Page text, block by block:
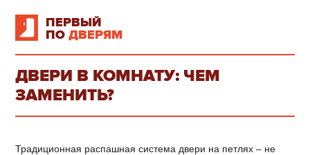
ПЕРВЫЙ
ПО ДВЕРЯМ
ДВЕРИ В КОМНАТУ: ЧЕМ
ЗАМЕНИТЬ?
Традиционная распашная система двери на петлях – не